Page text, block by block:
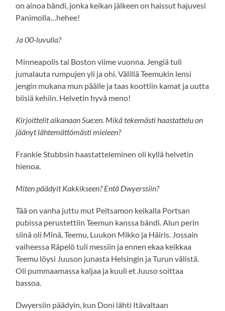
on ainoa bändi, jonka keikan jälkeen on haissut hajuvesi
Panimolla…hehee!
Ja 00-luvulla?
Minneapolis tai Boston viime vuonna. Jengiä tuli
jumalauta rumpujen yli ja ohi. Välillä Teemukin lensi
jengin mukana mun päälle ja taas koottiin kamat ja uutta
biisiä kehiin. Helvetin hyvä meno!
Kirjoittelit aikanaan Sue:en. Mikä tekemästi haastattelu on
jäänyt lähtemättömästi mieleen?
Frankie Stubbsin haastatteleminen oli kyllä helvetin
hienoa.
Miten päädyit Kakkikseen? Entä Dwyerssiin?
Tää on vanha juttu mut Peitsamon keikalla Portsan
pubissa perustettiin Teemun kanssa bändi. Alun perin
siinä oli Minä, Teemu, Luukon Mikko ja Häiris. Jossain
vaiheessa Räpelö tuli messiin ja ennen ekaa keikkaa
Teemu löysi Juuson junasta Helsingin ja Turun välistä.
Oli pummaamassa kaljaa ja kuuli et Juuso soittaa
bassoa.
Dwyersiin päädyin, kun Doni lähti Itävaltaan